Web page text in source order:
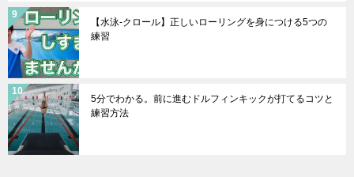
【水泳-クロール】正しいローリングを身につける5つの
練習
5分でわかる。前に進むドルフィンキックが打てるコツと
練習方法